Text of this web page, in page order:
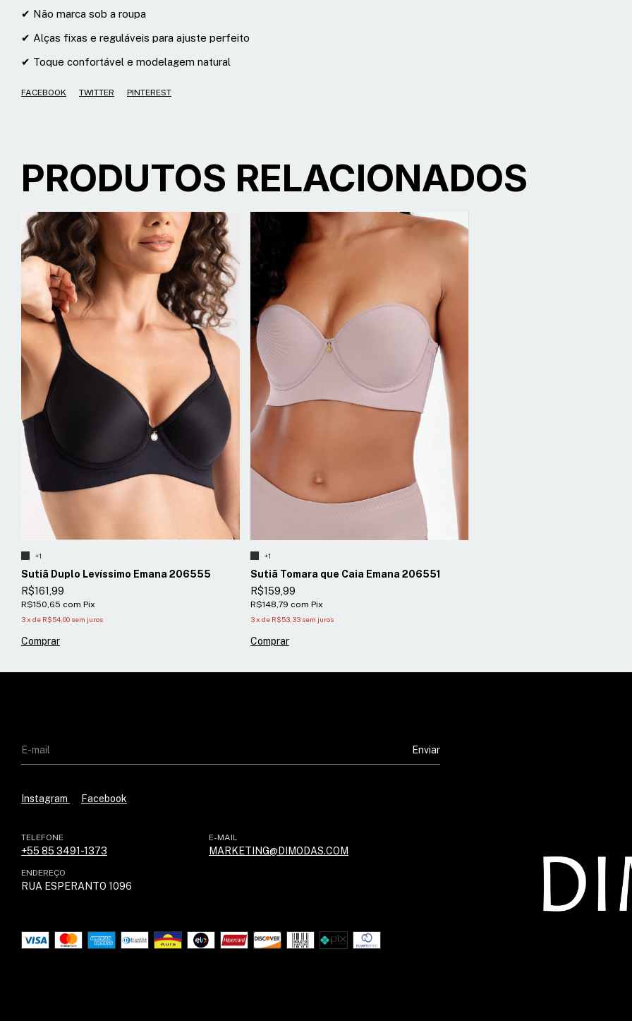
✔ Não marca sob a roupa
✔ Alças fixas e reguláveis para ajuste perfeito
✔ Toque confortável e modelagem natural
FACEBOOK TWITTER PINTEREST
PRODUTOS RELACIONADOS
+1
Sutiã Duplo Levíssimo Emana 206555
R$161,99
R$150,65 com Pix
3x de R$54,00 sem juros
Comprar
+1
Sutiã Tomara que Caia Emana 206551
R$159,99
R$148,79 com Pix
3x de R$53,33 sem juros
Comprar
Instagram Facebook
TELEFONE
+55 85 3491-1373
E-MAIL
MARKETING@DIMODAS.COM
ENDEREÇO
RUA ESPERANTO 1096